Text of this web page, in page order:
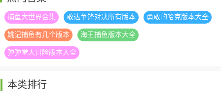
捕鱼大世界合集 敢达争锋对决所有版本 勇敢的哈克版本大全
姚记捕鱼有几个版本 海王捕鱼版本大全
弹弹堂大冒险版本大全
本类排行